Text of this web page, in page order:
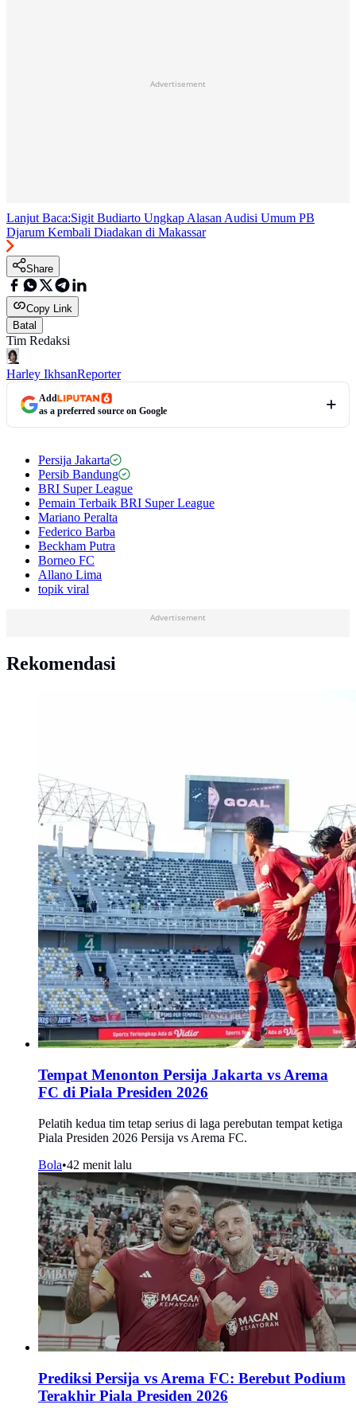
Advertisement
Lanjut Baca:Sigit Budiarto Ungkap Alasan Audisi Umum PB
Djarum Kembali Diadakan di Makassar
Share
Copy Link
Batal
Tim Redaksi
Harley IkhsanReporter
Add
as a preferred source on Google
Persija Jakarta
Persib Bandung
BRI Super League
Pemain Terbaik BRI Super League
Mariano Peralta
Federico Barba
Beckham Putra
Borneo FC
Allano Lima
topik viral
Advertisement
Rekomendasi
Tempat Menonton Persija Jakarta vs Arema
FC di Piala Presiden 2026
Pelatih kedua tim tetap serius di laga perebutan tempat ketiga
Piala Presiden 2026 Persija vs Arema FC.
Bola•42 menit lalu
Prediksi Persija vs Arema FC: Berebut Podium
Terakhir Piala Presiden 2026